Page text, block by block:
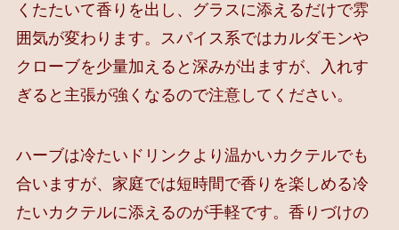
くたたいて香りを出し、グラスに添えるだけで雰
囲気が変わります。スパイス系ではカルダモンや
クローブを少量加えると深みが出ますが、入れす
ぎると主張が強くなるので注意してください。
ハーブは冷たいドリンクより温かいカクテルでも
合いますが、家庭では短時間で香りを楽しめる冷
たいカクテルに添えるのが手軽です。香りづけの